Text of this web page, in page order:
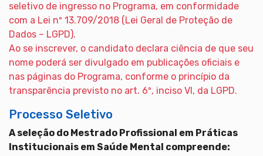
seletivo de ingresso no Programa, em conformidade
com a Lei nº 13.709/2018 (Lei Geral de Proteção de
Dados – LGPD).
Ao se inscrever, o candidato declara ciência de que seu
nome poderá ser divulgado em publicações oficiais e
nas páginas do Programa, conforme o princípio da
transparência previsto no art. 6º, inciso VI, da LGPD.
Processo Seletivo
A seleção do Mestrado Profissional em Práticas
Institucionais em Saúde Mental compreende: